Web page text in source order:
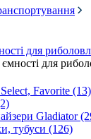
для
для
Favorite (13)
Gladiator
тубуси (126)